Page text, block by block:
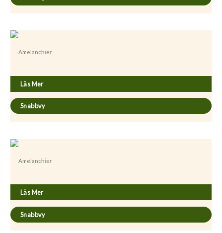
Amelanchier
Läs Mer
Snabbvy
Amelanchier
Läs Mer
Snabbvy